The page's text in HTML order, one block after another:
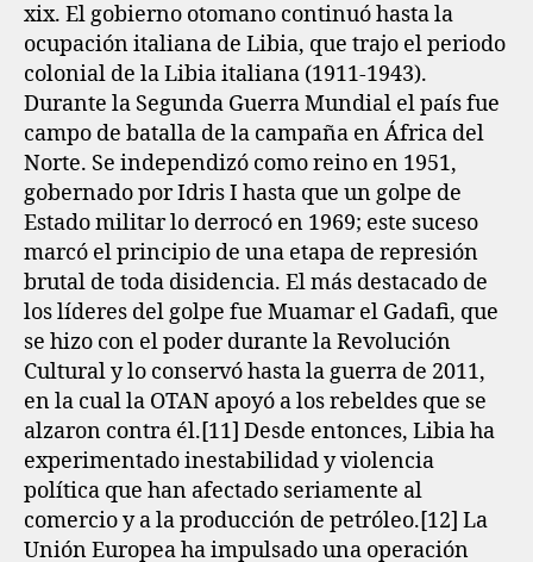
xix. El gobierno otomano continuó hasta la
ocupación italiana de Libia, que trajo el periodo
colonial de la Libia italiana (1911-1943).
Durante la Segunda Guerra Mundial el país fue
campo de batalla de la campaña en África del
Norte. Se independizó como reino en 1951,
gobernado por Idris I hasta que un golpe de
Estado militar lo derrocó en 1969; este suceso
marcó el principio de una etapa de represión
brutal de toda disidencia. El más destacado de
los líderes del golpe fue Muamar el Gadafi, que
se hizo con el poder durante la Revolución
Cultural y lo conservó hasta la guerra de 2011,
en la cual la OTAN apoyó a los rebeldes que se
alzaron contra él.[11]​ Desde entonces, Libia ha
experimentado inestabilidad y violencia
política que han afectado seriamente al
comercio y a la producción de petróleo.[12]​ La
Unión Europea ha impulsado una operación